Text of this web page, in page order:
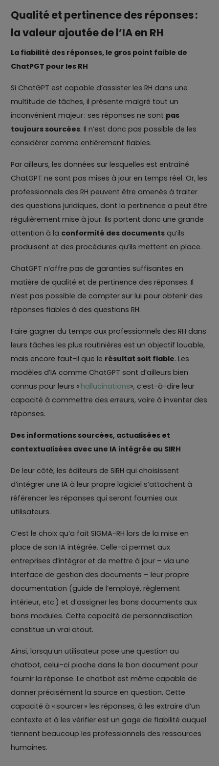
Qualité et pertinence des réponses :
la valeur ajoutée de l’IA en RH
La fiabilité des réponses, le gros point faible de
ChatPGT pour les RH
Si ChatGPT est capable d’assister les RH dans une
multitude de tâches, il présente malgré tout un
inconvénient majeur : ses réponses ne sont pas
toujours sourcées. Il n’est donc pas possible de les
considérer comme entièrement fiables.
Par ailleurs, les données sur lesquelles est entraîné
ChatGPT ne sont pas mises à jour en temps réel. Or, les
professionnels des RH peuvent être amenés à traiter
des questions juridiques, dont la pertinence a peut être
régulièrement mise à jour. Ils portent donc une grande
attention à la conformité des documents qu’ils
produisent et des procédures qu’ils mettent en place.
ChatGPT n’offre pas de garanties suffisantes en
matière de qualité et de pertinence des réponses. Il
n’est pas possible de compter sur lui pour obtenir des
réponses fiables à des questions RH.
Faire gagner du temps aux professionnels des RH dans
leurs tâches les plus routinières est un objectif louable,
mais encore faut-il que le résultat soit fiable. Les
modèles d’IA comme ChatGPT sont d’ailleurs bien
connus pour leurs « hallucinations», c’est-à-dire leur
capacité à commettre des erreurs, voire à inventer des
réponses.
Des informations sourcées, actualisées et
contextualisées avec une IA intégrée au SIRH
De leur côté, les éditeurs de SIRH qui choisissent
d’intégrer une IA à leur propre logiciel s’attachent à
référencer les réponses qui seront fournies aux
utilisateurs.
C’est le choix qu’a fait SIGMA-RH lors de la mise en
place de son IA intégrée. Celle-ci permet aux
entreprises d’intégrer et de mettre à jour – via une
interface de gestion des documents – leur propre
documentation (guide de l’employé, règlement
intérieur, etc.) et d’assigner les bons documents aux
bons modules. Cette capacité de personnalisation
constitue un vrai atout.
Ainsi, lorsqu’un utilisateur pose une question au
chatbot, celui-ci pioche dans le bon document pour
fournir la réponse. Le chatbot est même capable de
donner précisément la source en question. Cette
capacité à « sourcer » les réponses, à les extraire d’un
contexte et à les vérifier est un gage de fiabilité auquel
tiennent beaucoup les professionnels des ressources
humaines.